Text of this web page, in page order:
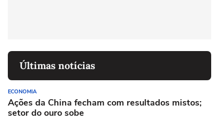
Últimas notícias
ECONOMIA
Ações da China fecham com resultados mistos;
setor do ouro sobe